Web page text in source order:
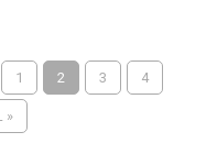
1 2 3 4
»